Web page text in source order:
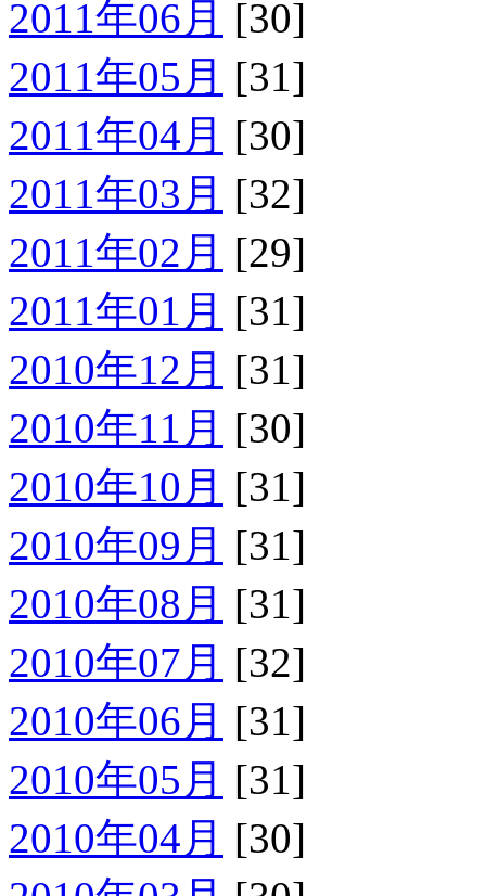
2011年06月 [30]
2011年05月 [31]
2011年04月 [30]
2011年03月 [32]
2011年02月 [29]
2011年01月 [31]
2010年12月 [31]
2010年11月 [30]
2010年10月 [31]
2010年09月 [31]
2010年08月 [31]
2010年07月 [32]
2010年06月 [31]
2010年05月 [31]
2010年04月 [30]